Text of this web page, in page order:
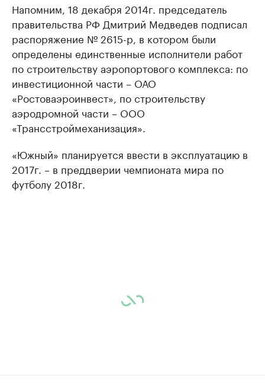
Напомним, 18 декабря 2014г. председатель
правительства РФ Дмитрий Медведев подписал
распоряжение № 2615-р, в котором были
определены единственные исполнители работ
по строительству аэропортового комплекса: по
инвестиционной части – ОАО
«Ростоваэроинвест», по строительству
аэродромной части – ООО
«Трансстроймеханизация».
«Южный» планируется ввести в эксплуатацию в
2017г. – в преддверии чемпионата мира по
футболу 2018г.